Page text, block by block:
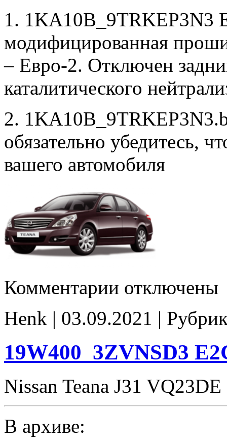
1.
модифицированная
– Евро-2. Отключен
каталитического
2.
обязательно убедитесь,
вашего автомобиля
Комментарии записи
Cat_off
noCHK
отключены
Henk | 03.09.2021 |
19W400_3ZVNSD3
Nissan Teana J31 VQ23DE
В архиве: